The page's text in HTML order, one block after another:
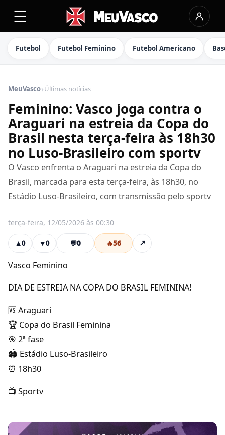
☰
Futebol Futebol Feminino Futebol Americano
MeuVasco›Últimas notícias
Feminino: Vasco joga contra o
Araguari na estreia da Copa do
Brasil nesta terça-feira às 18h30
no Luso-Brasileiro com sportv
O Vasco enfrenta o Araguari na estreia da Copa do
Brasil, marcada para esta terça-feira, às 18h30, no
Estádio Luso-Brasileiro, com transmissão pelo sportv
terça-feira, 12/05/2026 às 00:30
▲0 ▼0 💬0 🔥56 ↗
Vasco Feminino
DIA DE ESTREIA NA COPA DO BRASIL FEMININA!
🆚 Araguari
🏆 Copa do Brasil Feminina
🎯 2ª fase
🏟 Estádio Luso-Brasileiro
⏰ 18h30
📺 Sportv